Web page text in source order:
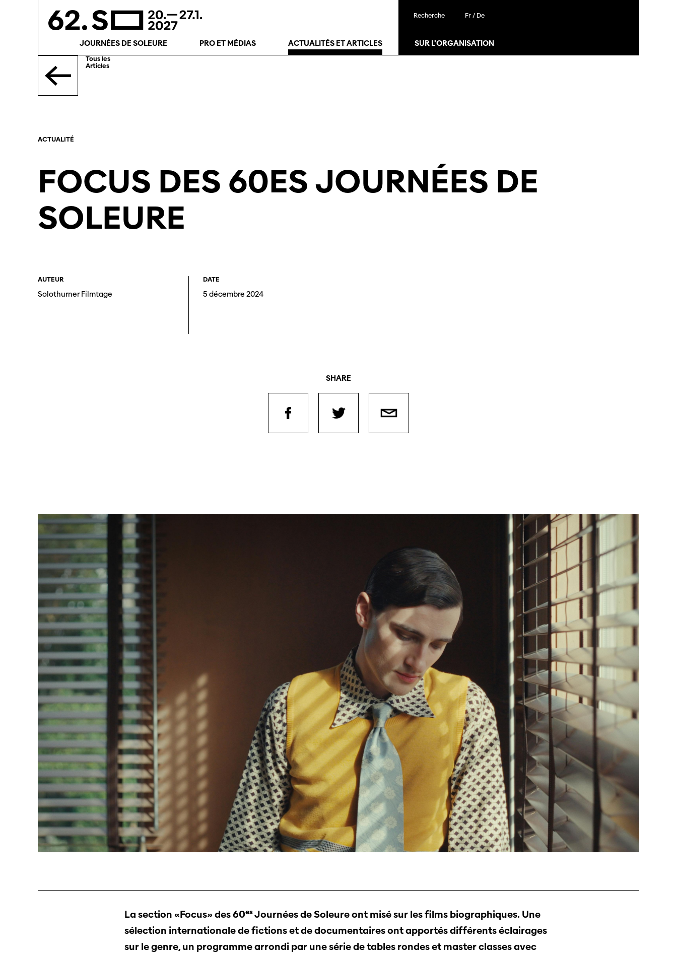
Recherche Fr / De
JOURNÉES DE SOLEURE
Programme 61e édition
PRO ET MÉDIAS
Professionel.le.s
Inscription
des films
ACTUALITÉS ET ARTICLES SUR L'ORGANISATION
Équipe
Postes
Tous les
Articles
ACTUALITÉ
FOCUS DES 60ES JOURNÉES DE
SOLEURE
AUTEUR
Solothurner Filmtage
DATE
5 décembre 2024
SHARE
La section «Focus» des 60esJournées de Soleure ont misé sur les films biographiques. Une
sélection internationale de fictions et de documentaires ont apportés différents éclairages
sur le genre, un programme arrondi par une série de tables rondes et master classes avec